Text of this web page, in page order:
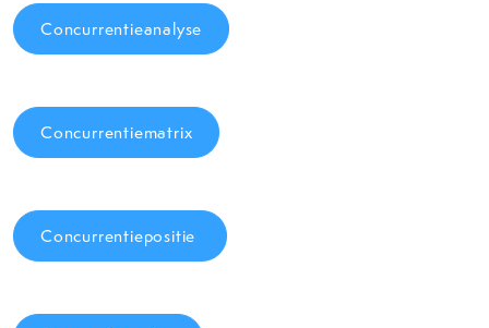
Concurrentieanalyse
Concurrentiematrix
Concurrentiepositie